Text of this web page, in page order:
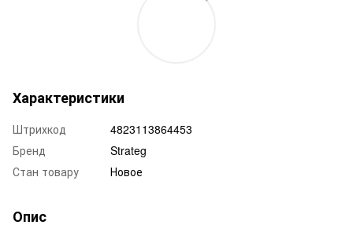
Характеристики
Штрихкод
4823113864453
Бренд
Strateg
Стан товару
Новое
Опис